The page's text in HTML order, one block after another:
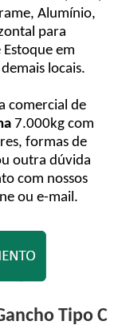
Alumínio,
para
em
locais.
comercial de
7.000kg com
formas de
outra dúvida
com nossos
ou e-mail.
Tipo C